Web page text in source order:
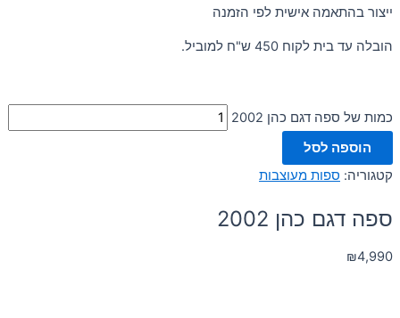
ייצור בהתאמה אישית לפי הזמנה
הובלה עד בית לקוח 450 ש"ח למוביל.
כמות של ספה דגם כהן 2002
הוספה לסל
קטגוריה: ספות מעוצבות
ספה דגם כהן 2002
₪4,990